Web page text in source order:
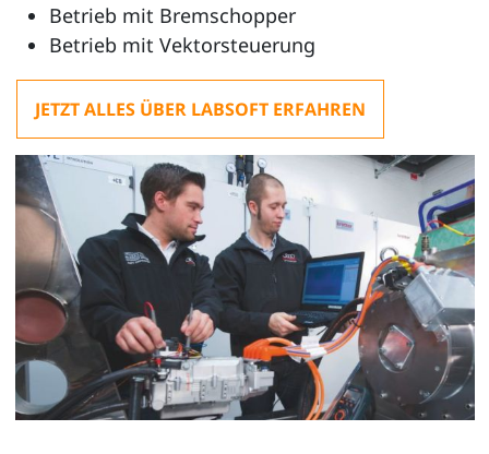
Betrieb mit Bremschopper
Betrieb mit Vektorsteuerung
JETZT ALLES ÜBER LABSOFT ERFAHREN